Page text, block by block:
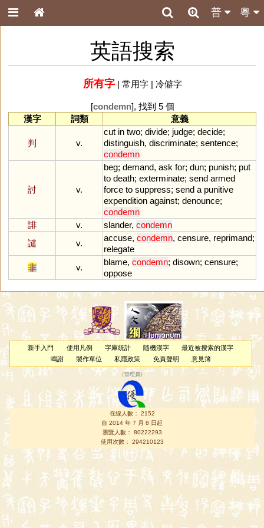
粵
普
英語搜索
所有字| 常用字| 冷僻字
[condemn], 找到 5 個
漢字
詞類 意義
判 v.
cut in two; divide; judge; decide;
distinguish, discriminate; sentence;
condemn
討 v.
beg; demand, ask for; dun; punish; put
to death; exterminate; send armed
force to suppress; send a punitive
expendition against; denounce;
condemn
誹
v. slander, condemn
譴
v.
accuse, condemn, censure, reprimand;
relegate
非
v.
blame, condemn; disown; censure;
oppose
新手入門 使用凡例 字庫統計 隨機漢字
最近被搜索的漢字
鳴謝
製作單位 私隱政策 免責聲明 意見簿
（管理員 ）
在線人數： 2152
自 2014 年 7 月 8 日起
瀏覽人數： 80222293
使用次數： 294210123